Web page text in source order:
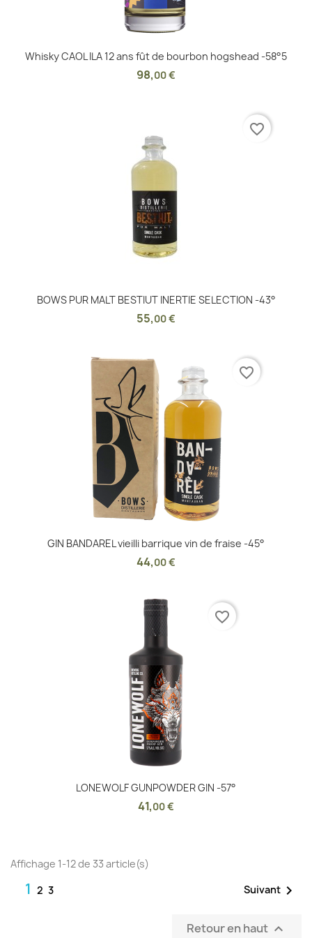
Whisky CAOL ILA 12 ans fût de bourbon hogshead -58°5
98,00 €
BOWS PUR MALT BESTIUT INERTIE SELECTION -43°
55,00 €
favorite_border
GIN BANDAREL vieilli barrique vin de fraise -45°
44,00 €
favorite_border
LONEWOLF GUNPOWDER GIN -57°
41,00 €
favorite_border
Affichage 1-12 de 33 article(s)
1 2 3 Suivant 
Retour en haut 